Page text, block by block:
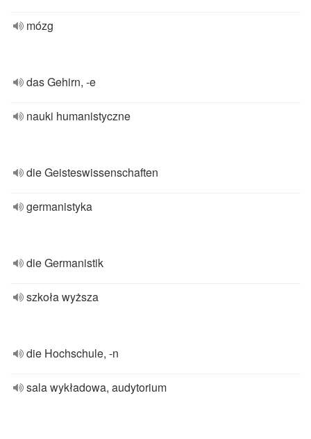
mózg
das Gehirn, -e
nauki humanistyczne
die Geisteswissenschaften
germanistyka
die Germanistik
szkoła wyższa
die Hochschule, -n
sala wykładowa, audytorium